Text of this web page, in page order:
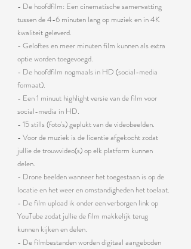
- De hoofdfilm: Een cinematische samenvatting
tussen de 4-6 minuten lang op muziek en in4K
kwaliteit geleverd.
- Geloftes en meer minuten film kunnen als extra
optie worden toegevoegd.
- De hoofdfilm nogmaals in HD (social-media
formaat).
- Een 1 minuut highlight versie van de film voor
social-media in HD.
- 15 stills (foto's) geplukt van de videobeelden.
- Voor de muziek is de licentie afgekocht zodat
jullie de trouwvideo(s)op elk platform kunnen
delen.
- Drone beelden wanneer het toegestaan is op de
locatie en het weer en omstandigheden het toelaat.
- De film upload ik onder een verborgen link op
YouTube zodat julliede film makkelijk terug
kunnen kijken en delen.
- De filmbestanden worden digitaal aangeboden